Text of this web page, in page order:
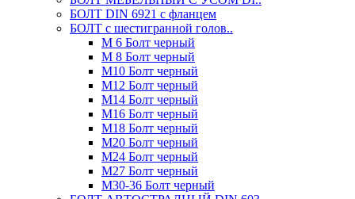
БОЛТ DIN 6921 c фланцем
БОЛТ с шестигранной голов..
М 6 Болт черный
М 8 Болт черный
М10 Болт черный
М12 Болт черный
М14 Болт черный
М16 Болт черный
М18 Болт черный
М20 Болт черный
М24 Болт черный
М27 Болт черный
М30-36 Болт черный